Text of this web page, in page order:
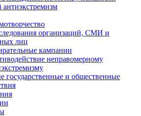
организаций, СМИ и
лиц
кампании
неправомерному
государственные и общественные